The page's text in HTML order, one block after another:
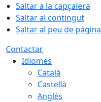
Saltar a la capçalera
Saltar al contingut
Saltar al peu de pàgina
Contactar
Idiomes
Català
Castellà
Anglès